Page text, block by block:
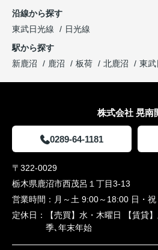
沿線から探す
東武日光線
日光線
駅から探す
新鹿沼
鹿沼 板荷 北鹿沼 東武
株式会社 晃南
0289-64-1181
〒322-0029
栃木県鹿沼市西茂呂１丁目3-13
営業時間： 月～土 9:00～18:00 日・
定休日：
【売買】水・木曜日 【賃貸
季､年末年始